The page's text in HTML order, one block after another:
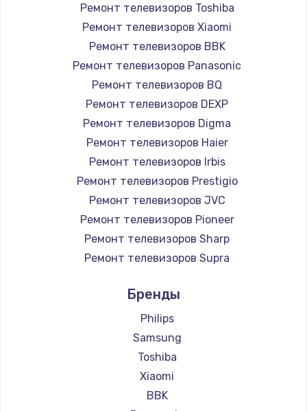
Замена Bluetooth/Wi-Fi модуля
Заказать
Замена картридера
890 руб.
Заказать
Замена микросхемы NFC
1100 руб.
Заказать
Замена шим-контроллера
Заказать
Настройка Wi-Fi
1030 руб.
Заказать
Ремонт телевизоров Toshiba
Ремонт телевизоров Xiaomi
Ремонт телевизоров BBK
Ремонт телевизоров Panasonic
Ремонт телевизоров BQ
Ремонт телевизоров DEXP
Ремонт телевизоров Digma
Ремонт телевизоров Haier
Ремонт телевизоров Irbis
Ремонт телевизоров Prestigio
Ремонт телевизоров JVC
Ремонт телевизоров Pioneer
Ремонт телевизоров Sharp
Ремонт телевизоров Supra
Ремонт телевизоров Hisense
Ремонт телевизоров Daewoo
Ремонт телевизоров Centek
Ремонт телевизоров Telefunken
Ремонт телевизоров Hyundai
Ремонт телевизоров Doffler
Бренды
Philips
Samsung
Toshiba
Xiaomi
BBK